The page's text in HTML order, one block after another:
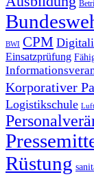
BWI CPM
Einsatzprüfung
Korporativer
Logistikschule
Rüstung